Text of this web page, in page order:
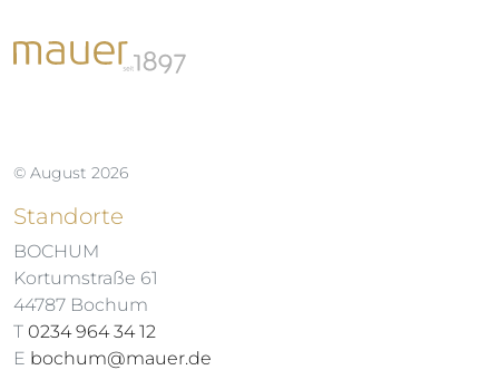
© August 2026
Standorte
BOCHUM
Kortumstraße 61
44787 Bochum
T 0234 964 34 12
E bochum@mauer.de